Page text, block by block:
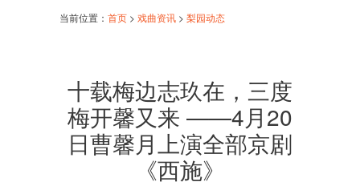
当前位置： 首页 > 戏曲资讯 > 梨园动态
十载梅边志玖在，三度
梅开馨又来 ——4月20
日曹馨月上演全部京剧
《西施》